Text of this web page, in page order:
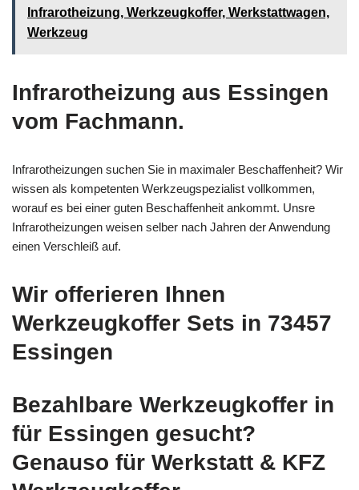
Infrarotheizung, Werkzeugkoffer, Werkstattwagen,
Werkzeug
Infrarotheizung aus Essingen
vom Fachmann.
Infrarotheizungen suchen Sie in maximaler Beschaffenheit? Wir
wissen als kompetenten Werkzeugspezialist vollkommen,
worauf es bei einer guten Beschaffenheit ankommt. Unsre
Infrarotheizungen weisen selber nach Jahren der Anwendung
einen Verschleiß auf.
Wir offerieren Ihnen
Werkzeugkoffer Sets in 73457
Essingen
Bezahlbare Werkzeugkoffer in
für Essingen gesucht?
Genauso für Werkstatt & KFZ